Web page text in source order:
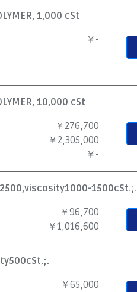
1,000 cSt
￥-
10,000 cSt
￥276,700
￥2,305,000
￥-
1500cSt.;.
￥96,700
￥1,016,600
￥65,000